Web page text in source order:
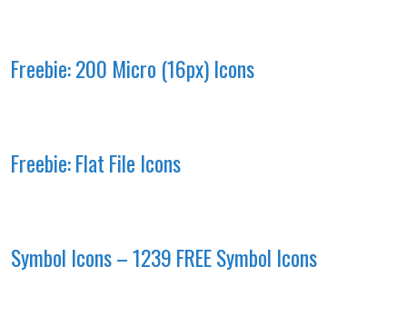
Freebie: 200 Micro (16px) Icons
Freebie: Flat File Icons
Symbol Icons – 1239 FREE Symbol Icons